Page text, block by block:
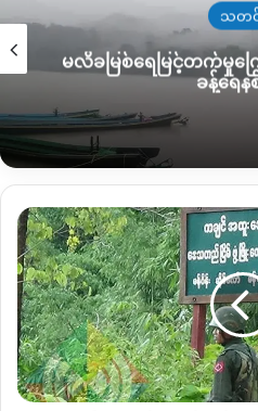
ကြောင်း သိရသည်။
သတင်
မလိခမြစ်ရေမြင့်တက်မှုက
ခန့်ရေန
ဆ
ဒုံး
မြို့
အဝင်
အခွန်
ဂိတ်
ကို
စစ်
ကောင်စီ